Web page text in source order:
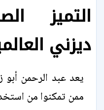
التميز
ديزني
يعد عبد الرحمن أبو
ممن تمكنوا من